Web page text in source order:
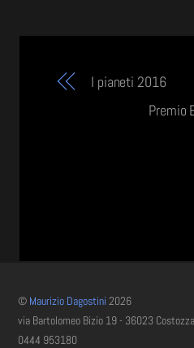
I pianeti 2016
Premio
© Maurizio Dagostini 2026
via Bartolomeo Bizio 19 - 36023
0444 953180